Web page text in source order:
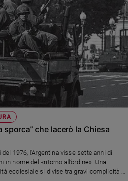
sporca” che lacerò la Chiesa
1976, l’Argentina visse sette anni di
in nome del «ritorno all’ordine». Una
ecclesiale si divise tra gravi complicità e